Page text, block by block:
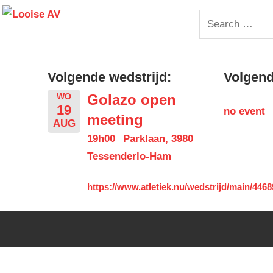
Skip
Search
for:
Volgende wedstrijd:
WO
19
AUG
Golazo open
meeting
19h00
Parklaan, 3980
Tessenderlo-Ham
https://www.atletiek.nu/wedstrijd/main/
no event